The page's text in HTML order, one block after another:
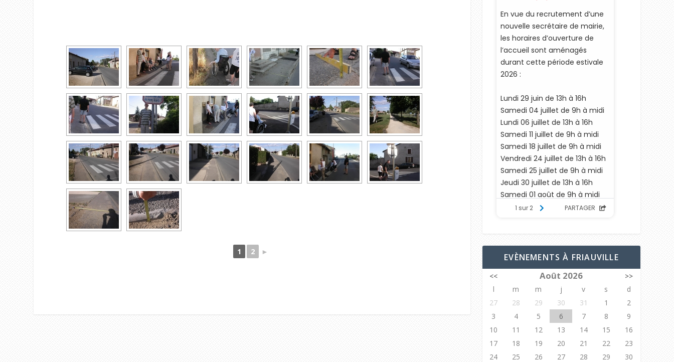
1 2 ►
EVÈNEMENTS À FRIAUVILLE
<< Août 2026
>>
l
m m j v s
d
27
28 29 30 31 1
2
3
4 5 6 7 8
9
10
11 12 13 14 15
16
17
18 19 20 21 22
23
24
25 26 27 28 29
30